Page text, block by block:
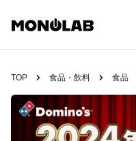
TOP 食品・飲料 食品